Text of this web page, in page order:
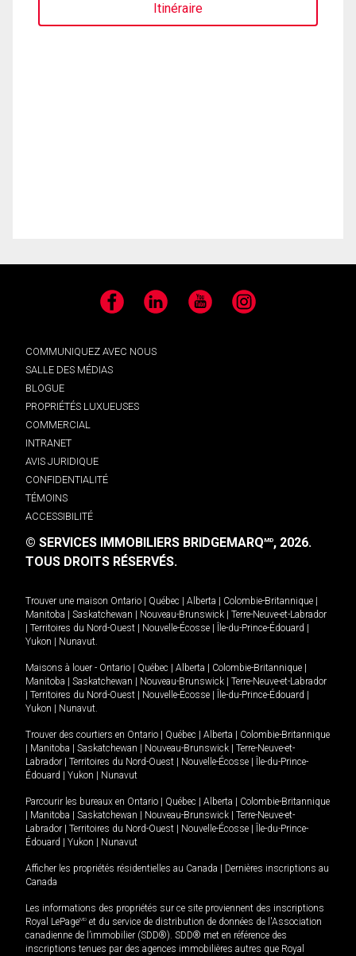
Itinéraire
Facebook LinkedIn YouTube Instagram
COMMUNIQUEZ AVEC NOUS
SALLE DES MÉDIAS
BLOGUE
PROPRIÉTÉS LUXUEUSES
COMMERCIAL
INTRANET
AVIS JURIDIQUE
CONFIDENTIALITÉ
TÉMOINS
ACCESSIBILITÉ
© SERVICES IMMOBILIERS BRIDGEMARQMD, 2026.
TOUS DROITS RÉSERVÉS.
Trouver une maison Ontario Québec Alberta Colombie-Britannique
Manitoba
Saskatchewan Nouveau-Brunswick
Terre-Neuve-et-Labrador
Territoires du Nord-Ouest Nouvelle-Écosse Île-du-Prince-Édouard
Yukon
Nunavut.
Maisons à louer - Ontario Québec Alberta Colombie-Britannique
Manitoba
Saskatchewan Nouveau-Brunswick
Terre-Neuve-et-Labrador
Territoires du Nord-Ouest Nouvelle-Écosse Île-du-Prince-Édouard
Yukon
Nunavut.
Trouver des courtiers en Ontario Québec Alberta
Colombie-Britannique
Manitoba Saskatchewan Nouveau-Brunswick
Terre-Neuve-et-
Labrador
Territoires du Nord-Ouest Nouvelle-Écosse
Île-du-Prince-
Édouard
Yukon Nunavut
Parcourir les bureaux en Ontario Québec Alberta
Colombie-Britannique
Manitoba Saskatchewan Nouveau-Brunswick
Terre-Neuve-et-
Labrador
Territoires du Nord-Ouest Nouvelle-Écosse
Île-du-Prince-
Édouard
Yukon Nunavut
Afficher les propriétés résidentielles au Canada
Dernières inscriptions au
Canada
Les informations des propriétés sur ce site proviennent des inscriptions
Royal LePageMD et du service de distribution de données de l'Association
canadienne de l’immobilier (SDD®). SDD® met en référence des
inscriptions tenues par des agences immobilières autres que Royal